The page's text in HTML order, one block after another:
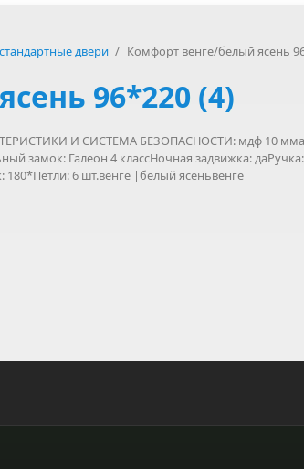
двери / Комфорт венге/белый ясень
96*220 (4)
И СИСТЕМА БЕЗОПАСНОСТИ: мдф 10
замок: Галеон 4 классНочная задвижка:
180*Петли: 6 шт.венге |белый ясеньвенге